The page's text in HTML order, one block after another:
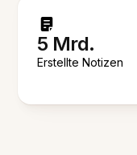
5 Mrd.
Erstellte Notizen